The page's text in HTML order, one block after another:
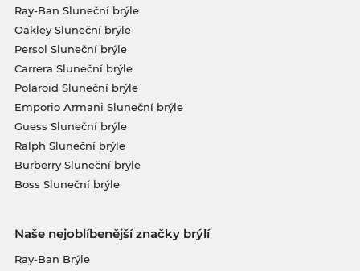
Ray-Ban Sluneční brýle
Oakley Sluneční brýle
Persol Sluneční brýle
Carrera Sluneční brýle
Polaroid Sluneční brýle
Emporio Armani Sluneční brýle
Guess Sluneční brýle
Ralph Sluneční brýle
Burberry Sluneční brýle
Boss Sluneční brýle
Naše nejoblíbenější značky brýlí
Ray-Ban Brýle